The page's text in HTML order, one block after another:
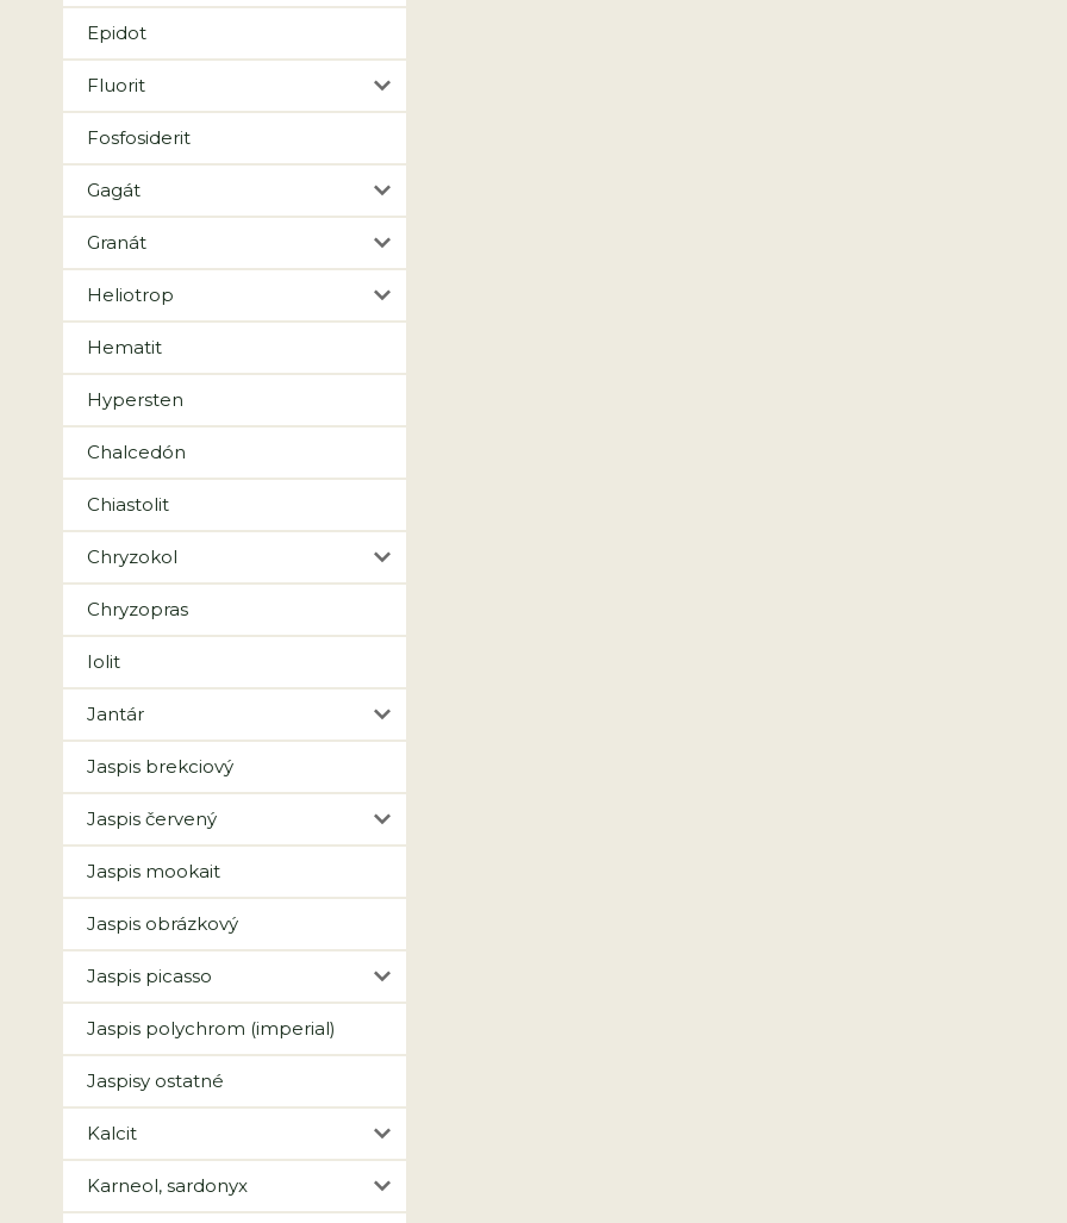
Epidot
Fluorit
Fosfosiderit
Gagát
Granát
Heliotrop
Hematit
Hypersten
Chalcedón
Chiastolit
Chryzokol
Chryzopras
Iolit
Jantár
Jaspis brekciový
Jaspis červený
Jaspis mookait
Jaspis obrázkový
Jaspis picasso
Jaspis polychrom (imperial)
Jaspisy ostatné
Kalcit
Karneol, sardonyx